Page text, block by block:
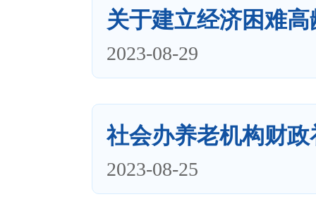
关于建立经济困难
2023-08-29
社会办养老机构财
2023-08-25